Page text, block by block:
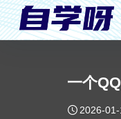
一个
2026-